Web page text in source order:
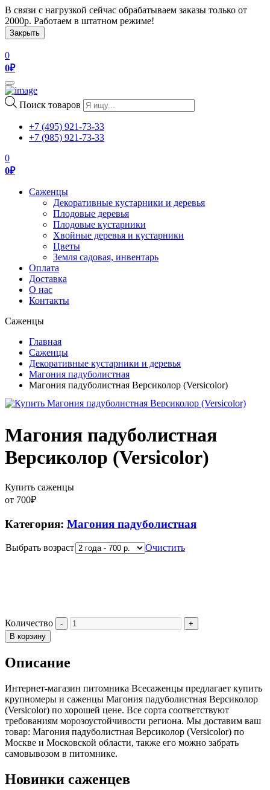
В связи с нагрузкой сейчас обрабатываем заказы только от
2000р. Работаем в штатном режиме!
Закрыть
0
0₽
Toggle
navigation
Поиск товаров
+7 (495) 921-73-33
+7 (985) 921-73-33
0
0₽
Саженцы
Декоративные кустарники и деревья
Плодовые деревья
Плодовые кустарники
Хвойные деревья и кустарники
Цветы
Земля садовая, инвентарь
Оплата
Доставка
О нас
Контакты
Саженцы
Главная
Саженцы
Декоративные кустарники и деревья
Магония падуболистная
Магония падуболистная Версиколор (Versicolor)
Магония падуболистная
Версиколор (Versicolor)
Купить саженцы
от 700₽
Категория: Магония падуболистная
Выбрать возраст Очистить
Количество
В корзину
Описание
Интернет-магазин питомника Всесаженцы предлагает купить
крупномеры и саженцы Магония падуболистная Версиколор
(Versicolor) по хорошей цене. Все сорта соответствуют
требованиям морозоустойчивости региона. Мы доставим ваш
товар: Магония падуболистная Версиколор (Versicolor) по
Москве и Московской области, также его можно забрать
самовывозом в питомнике.
Новинки саженцев